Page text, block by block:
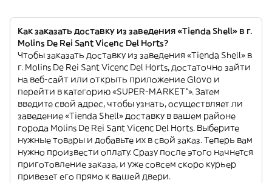
Как заказать доставку из заведения «Tienda Shell» в г.
Molins De Rei Sant Vicenc Del Horts?
Чтобы заказать доставку из заведения «Tienda Shell» в
г. Molins De Rei Sant Vicenc Del Horts, достаточно зайти
на веб-сайт или открыть приложение Glovo и
перейти в категорию «SUPER-MARKET”». Затем
введите свой адрес, чтобы узнать, осуществляет ли
заведение «Tienda Shell» доставку в вашем районе
города Molins De Rei Sant Vicenc Del Horts. Выберите
нужные товары и добавьте их в свой заказ. Теперь вам
нужно произвести оплату. Сразу после этого начнется
приготовление заказа, и уже совсем скоро курьер
привезет его прямо к вашей двери.